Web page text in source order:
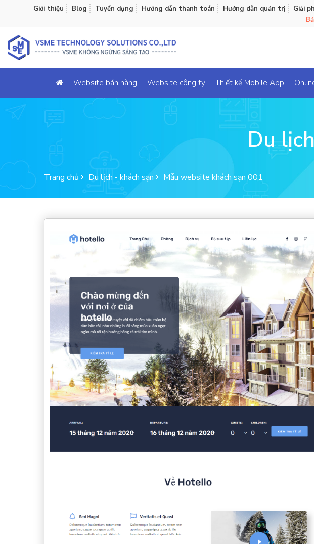
Giới thiệu Blog Tuyển dụng Hướng dẫn thanh toán Hướng dẫn quản trị Giải
Website bán hàng Website công ty Thiết kế Mobile App
Du
Trang chủ Du lịch - khách sạn Mẫu website khách sạn 001